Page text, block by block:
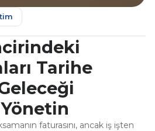
Tarihe
faturasını, ancak iş işten